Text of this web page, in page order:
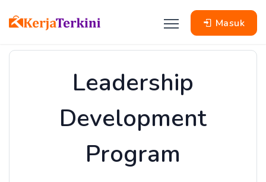
Masuk
Leadership
Development
Program